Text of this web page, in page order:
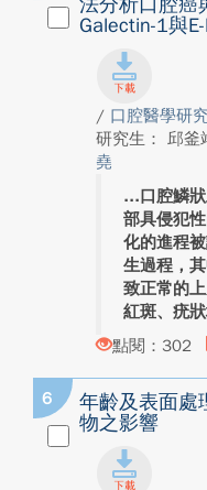
Galectin-1與
/ 口腔醫學研
研究生： 邱釜
堯
口腔鱗
部具侵犯
化的進程
生過程，
致正常的
紅斑、疣
點閱：302
6
年齡及表面處
物之影響